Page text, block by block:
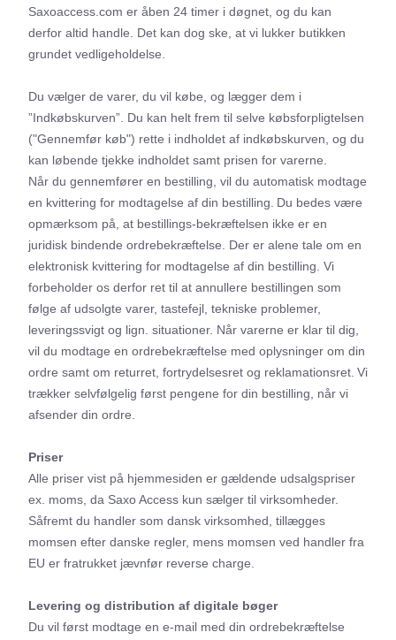
Saxoaccess.com er åben 24 timer i døgnet, og du kan
derfor altid handle. Det kan dog ske, at vi lukker butikken
grundet vedligeholdelse.
Du vælger de varer, du vil købe, og lægger dem i
”Indkøbskurven”. Du kan helt frem til selve købsforpligtelsen
("Gennemfør køb") rette i indholdet af indkøbskurven, og du
kan løbende tjekke indholdet samt prisen for varerne.
Når du gennemfører en bestilling, vil du automatisk modtage
en kvittering for modtagelse af din bestilling. Du bedes være
opmærksom på, at bestillings-bekræftelsen ikke er en
juridisk bindende ordrebekræftelse. Der er alene tale om en
elektronisk kvittering for modtagelse af din bestilling. Vi
forbeholder os derfor ret til at annullere bestillingen som
følge af udsolgte varer, tastefejl, tekniske problemer,
leveringssvigt og lign. situationer. Når varerne er klar til dig,
vil du modtage en ordrebekræftelse med oplysninger om din
ordre samt om returret, fortrydelsesret og reklamationsret. Vi
trækker selvfølgelig først pengene for din bestilling, når vi
afsender din ordre.
Priser
Alle priser vist på hjemmesiden er gældende udsalgspriser
ex. moms, da Saxo Access kun sælger til virksomheder.
Såfremt du handler som dansk virksomhed, tillægges
momsen efter danske regler, mens momsen ved handler fra
EU er fratrukket jævnfør reverse charge.
Levering og distribution af digitale bøger
Du vil først modtage en e-mail med din ordrebekræftelse